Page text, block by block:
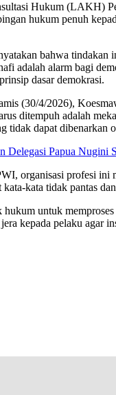
Hukum (LAKH)
hukum penuh
bahwa tindakan
adalah alarm bagi
dasar demokrasi.
(30/4/2026),
ditempuh adalah
tidak dapat dibenarkan
Delegasi Papua Nugini
organisasi profesi
kata tidak pantas
untuk
kepada pelaku agar